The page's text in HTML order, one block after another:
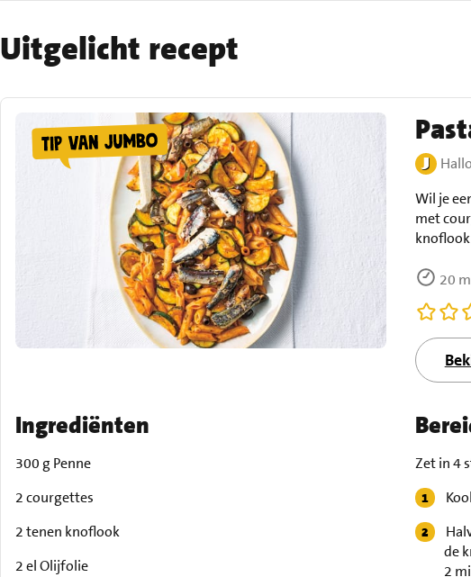
Uitgelicht recept
Wil je
met
20
Ingrediënten
300 g Penne
2 courgettes
2 tenen knoflook
2 el Olijfolie
Zet in 4
de
2